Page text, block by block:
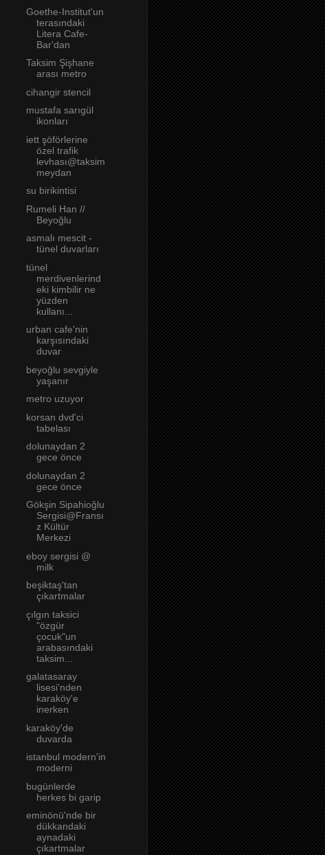
Goethe-Institut'un
terasındaki
Litera Cafe-
Bar'dan
Taksim Şişhane
arası metro
cihangir stencil
mustafa sarıgül
ikonları
iett şöförlerine
özel trafik
levhası@taksim
meydan
su birikintisi
Rumeli Han //
Beyoğlu
asmalı mescit -
tünel duvarları
tünel
merdivenlerind
eki kimbilir ne
yüzden
kullanı...
urban cafe'nin
karşısındaki
duvar
beyoğlu sevgiyle
yaşanır
metro uzuyor
korsan dvd'ci
tabelası
dolunaydan 2
gece önce
dolunaydan 2
gece önce
Gökşin Sipahioğlu
Sergisi@Fransı
z Kültür
Merkezi
eboy sergisi @
milk
beşiktaş'tan
çıkartmalar
çılgın taksici
"özgür
çocuk"un
arabasındaki
taksim...
galatasaray
lisesi'nden
karaköy'e
inerken
karaköy'de
duvarda
istanbul modern'in
moderni
bugünlerde
herkes bi garip
eminönü'nde bir
dükkandaki
aynadaki
çıkartmalar